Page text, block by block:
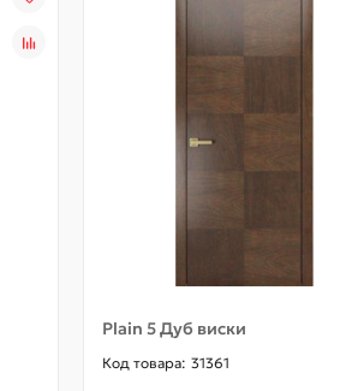
Plain 5 Дуб виски
31361